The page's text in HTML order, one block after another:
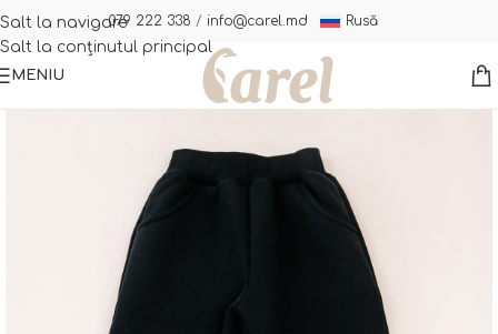
Salt la navigare
Salt la conținutul principal
079 222 338 / info@carel.md Rusă
MENIU